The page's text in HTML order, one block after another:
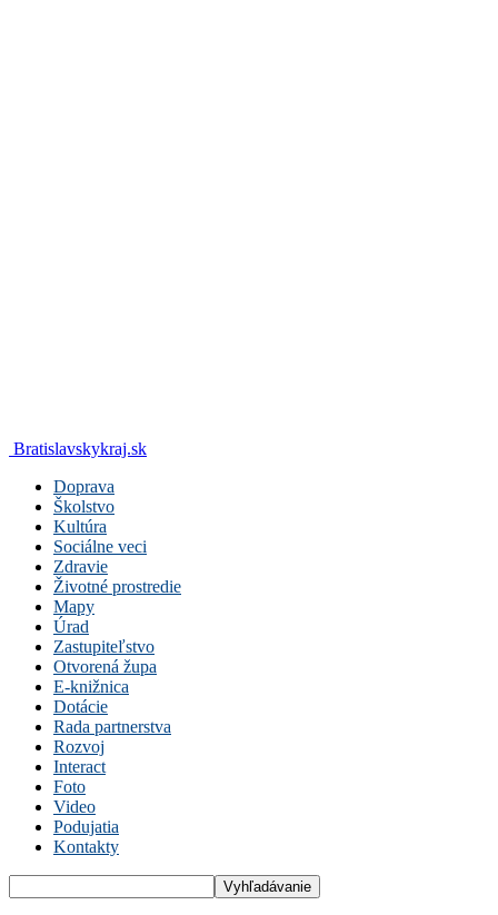
Bratislavskykraj.sk
Doprava
Školstvo
Kultúra
Sociálne veci
Zdravie
Životné prostredie
Mapy
Úrad
Zastupiteľstvo
Otvorená župa
E-knižnica
Dotácie
Rada partnerstva
Rozvoj
Interact
Foto
Video
Podujatia
Kontakty